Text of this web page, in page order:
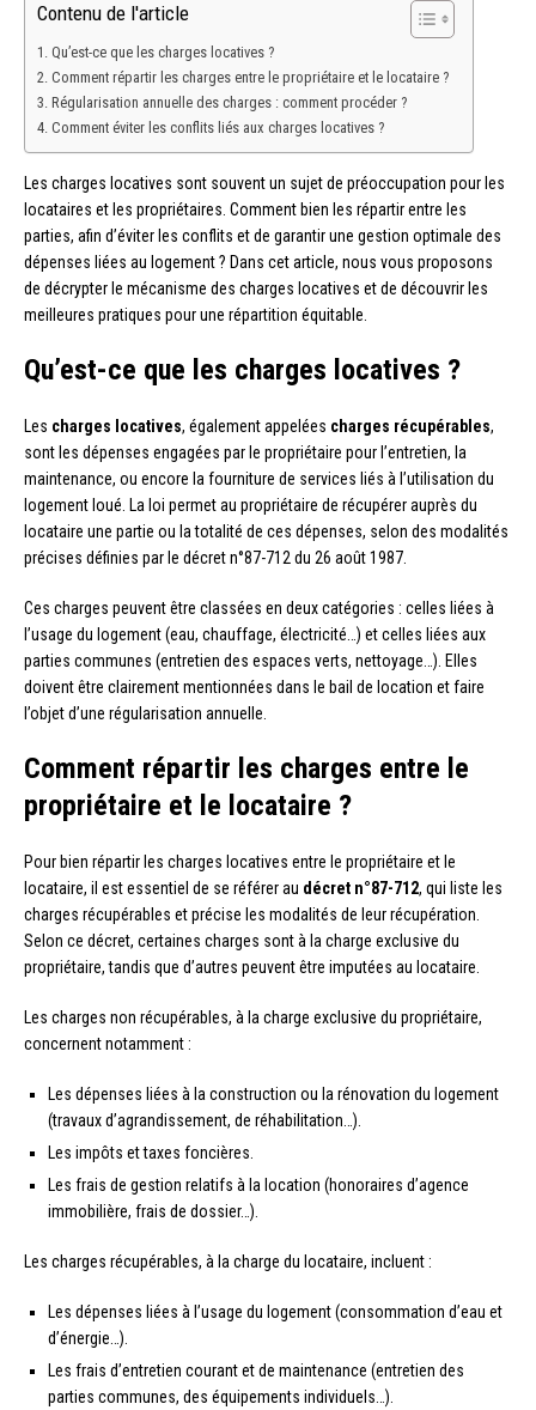
Contenu de l'article
Qu’est-ce que les charges locatives ?
Comment répartir les charges entre le propriétaire et le locataire ?
Régularisation annuelle des charges : comment procéder ?
Comment éviter les conflits liés aux charges locatives ?
Les charges locatives sont souvent un sujet de préoccupation pour les
locataires et les propriétaires. Comment bien les répartir entre les
parties, afin d’éviter les conflits et de garantir une gestion optimale des
dépenses liées au logement ? Dans cet article, nous vous proposons
de décrypter le mécanisme des charges locatives et de découvrir les
meilleures pratiques pour une répartition équitable.
Qu’est-ce que les charges locatives ?
Les charges locatives, également appelées charges récupérables,
sont les dépenses engagées par le propriétaire pour l’entretien, la
maintenance, ou encore la fourniture de services liés à l’utilisation du
logement loué. La loi permet au propriétaire de récupérer auprès du
locataire une partie ou la totalité de ces dépenses, selon des modalités
précises définies par le décret n°87-712 du 26 août 1987.
Ces charges peuvent être classées en deux catégories : celles liées à
l’usage du logement (eau, chauffage, électricité…) et celles liées aux
parties communes (entretien des espaces verts, nettoyage…). Elles
doivent être clairement mentionnées dans le bail de location et faire
l’objet d’une régularisation annuelle.
Comment répartir les charges entre le
propriétaire et le locataire ?
Pour bien répartir les charges locatives entre le propriétaire et le
locataire, il est essentiel de se référer au décret n°87-712, qui liste les
charges récupérables et précise les modalités de leur récupération.
Selon ce décret, certaines charges sont à la charge exclusive du
propriétaire, tandis que d’autres peuvent être imputées au locataire.
Les charges non récupérables, à la charge exclusive du propriétaire,
concernent notamment :
Les dépenses liées à la construction ou la rénovation du logement
(travaux d’agrandissement, de réhabilitation…).
Les impôts et taxes foncières.
Les frais de gestion relatifs à la location (honoraires d’agence
immobilière, frais de dossier…).
Les charges récupérables, à la charge du locataire, incluent :
Les dépenses liées à l’usage du logement (consommation d’eau et
d’énergie…).
Les frais d’entretien courant et de maintenance (entretien des
parties communes, des équipements individuels…).